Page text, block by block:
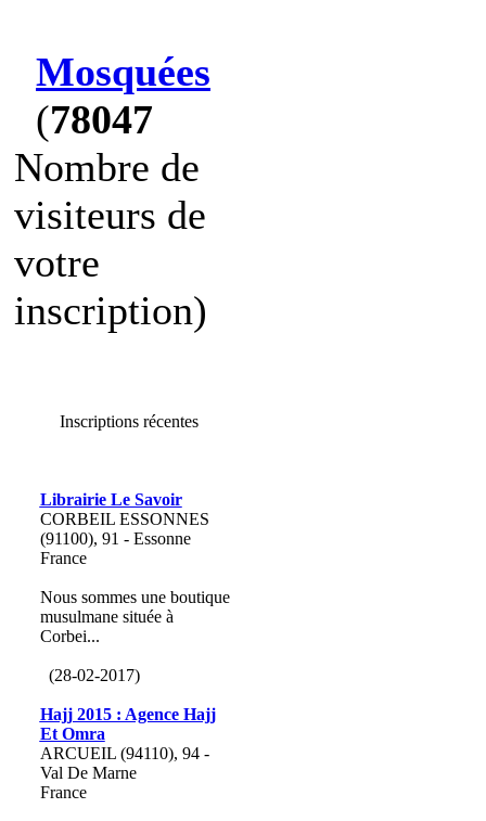
Mosquées
(78047
Nombre de
visiteurs de
votre
inscription)
Inscriptions récentes
Librairie Le Savoir
CORBEIL ESSONNES
(91100), 91 - Essonne
France
Nous sommes une boutique
musulmane située à
Corbei...
(28-02-2017)
Hajj 2015 : Agence Hajj
Et Omra
ARCUEIL (94110), 94 -
Val De Marne
France